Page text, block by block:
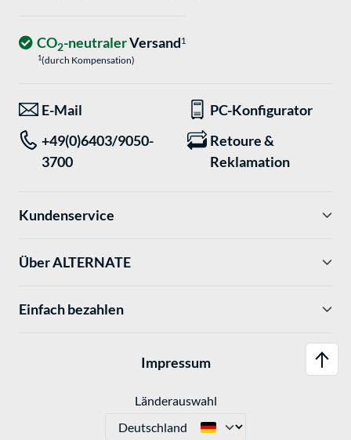
CO2-neutralerVersand1
1(durch Kompensation)
E-Mail
PC-Konfigurator
+49(0)6403/9050-
3700
Retoure &
Reklamation
Kundenservice
Über ALTERNATE
Einfach bezahlen
Impressum
Länderauswahl